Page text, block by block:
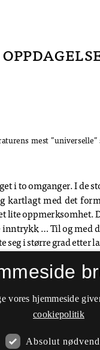
hjemmeside
cookiepolitik
Absolut